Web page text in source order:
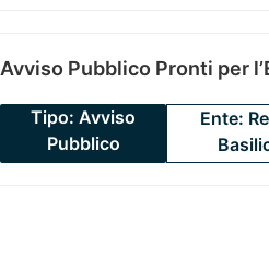
Avviso Pubblico Pronti per
Tipo: Avviso
Pubblico
Ente: